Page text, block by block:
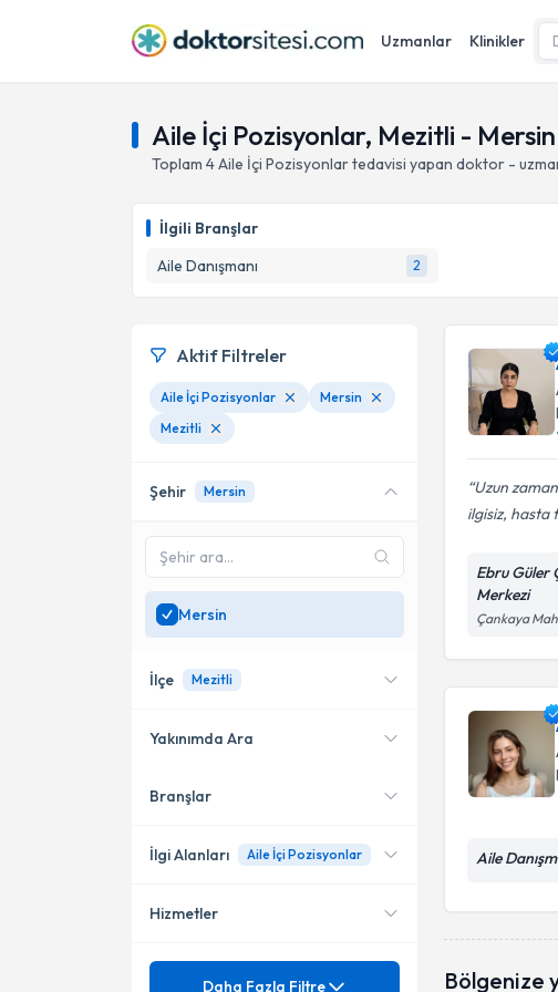
Uzmanlar Klinikler
Aile İçi Pozisyonlar, Mezitli - Mersin
Toplam 4Aile İçi Pozisyonlartedavisi yapan doktor -
İlgili Branşlar
Aile Danışmanı
2
Uzun
ilgisiz, hasta
Ebru Güler
Merkezi
Çankaya
Aile
Bölgenize
Aktif Filtreler
Aile İçi Pozisyonlar
Mersin
Mezitli
Şehir Mersin
Mersin
İlçe Mezitli
Mezitli
Yenişehir
Yakınımda Ara
Konumuma yakın uzmanları
Branşlar
Aile Danışmanı
İlgi Alanları Aile İçi Pozisyonlar
Ağlama ve Öfke Nöbetleri
Hizmetler
Mezuniyet
Daha Fazla Filtre